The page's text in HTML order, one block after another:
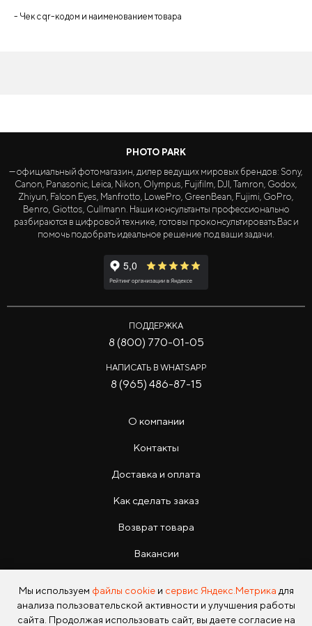
- Чек с qr-кодом и наименованием товара
PHOTO PARK
— официальный фотомагазин, дилер ведущих мировых брендов: Sony,
Canon, Panasonic, Leica, Nikon, Olympus, Fujifilm, DJI, Tamron, Godox,
Zhiyun, Falcon Eyes, Manfrotto, LowePro, GreenBean, Fujimi, GoPro,
Benro, Giottos, Cullmann. Наши консультанты профессионально
разбираются в цифровой технике, готовы проконсультировать Вас и
помочь подобрать идеальное решение под ваши задачи.
ПОДДЕРЖКА
8 (800) 770-01-05
НАПИСАТЬ В WHATSAPP
8 (965) 486-87-15
О компании
Контакты
Доставка и оплата
Как сделать заказ
Возврат товара
Вакансии
Мы используем файлы cookieи сервис Яндекс.Метрика для
анализа пользовательской активности и улучшения работы
сайта. Продолжая использовать сайт, вы даете согласие на